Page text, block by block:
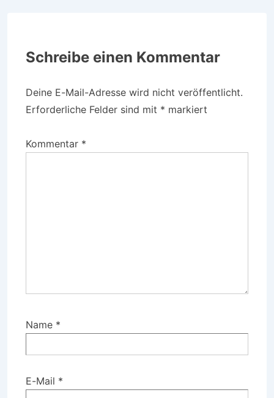
Schreibe einen Kommentar
Deine E-Mail-Adresse wird nicht veröffentlicht.
Erforderliche Felder sind mit * markiert
Kommentar *
Name *
E-Mail *